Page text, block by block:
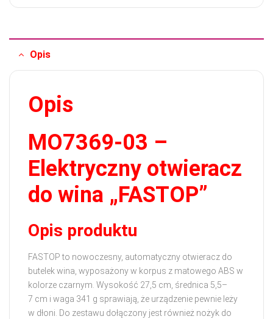
Opis
Opis
MO7369‑03 –
Elektryczny otwieracz
do wina „FASTOP”
Opis produktu
FASTOP to nowoczesny, automatyczny otwieracz do
butelek wina, wyposażony w korpus z matowego ABS w
kolorze czarnym. Wysokość 27,5 cm, średnica 5,5–
7 cm i waga 341 g sprawiają, że urządzenie pewnie leży
w dłoni. Do zestawu dołączony jest również nożyk do